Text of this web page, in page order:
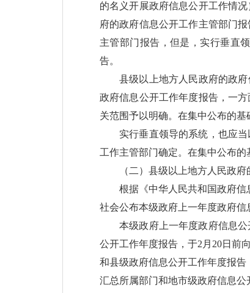
的名义开展政府信息公开工作情
府的政府信息公开工作主管部门
主管部门报告，但是，实行垂直
告。
县级以上地方人民政府的政
政府信息公开工作年度报告，一
关范围予以明确。在集中公布的
实行垂直领导的系统，也应
工作主管部门确定。在集中公布
（二）县级以上地方人民政
根据《中华人民共和国政府
社会公布本级政府上一年度政府信
本级政府上一年度政府信息
公开工作年度报告，于2月20日前
和县级政府信息公开工作年度报
汇总所属部门和地市级政府信息公